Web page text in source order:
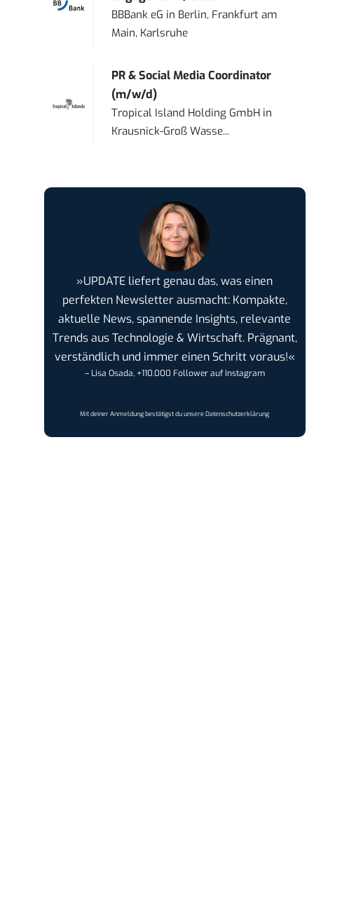
BBBank eG in Berlin, Frankfurt am
Main, Karlsruhe
PR & Social Media Coordinator
(m/w/d)
Tropical Island Holding GmbH in
Krausnick-Groß Wasse...
»UPDATE liefert genau das, was einen
perfekten Newsletter ausmacht: Kompakte,
aktuelle News, spannende Insights, relevante
Trends aus Technologie & Wirtschaft. Prägnant,
verständlich und immer einen Schritt voraus!«
– Lisa Osada, +110.000 Follower auf Instagram
Mit deiner Anmeldung bestätigst du unsereDatenschutzerklärung